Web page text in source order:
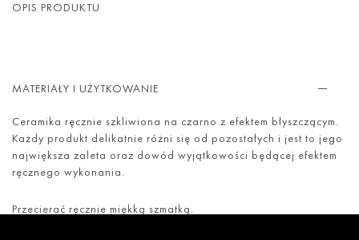
OPIS PRODUKTU
MATERIAŁY I UŻYTKOWANIE
Ceramika ręcznie szkliwiona na czarno z efektem błyszczącym.
Każdy produkt delikatnie różni się od pozostałych i jest to jego
największa zaleta oraz dowód wyjątkowości będącej efektem
ręcznego wykonania.
Przecierać ręcznie miękką szmatką.